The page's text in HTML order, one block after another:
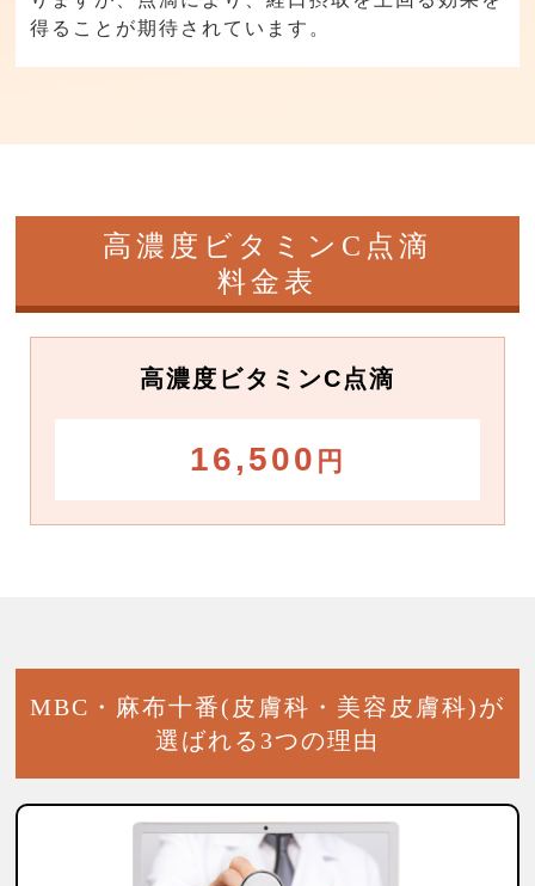
得ることが期待されています。
高濃度ビタミンC点滴
料金表
高濃度ビタミンC点滴
16,500 円
MBC・麻布十番(皮膚科・美容皮膚科)が
選ばれる3つの理由